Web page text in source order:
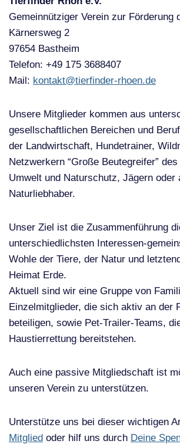
Gemeinnütziger Verein zur Förderung
Kärnersweg 2
97654 Bastheim
Telefon: ‭‭+49 175 3688407‬
Mail: kontakt@tierfinder-rhoen.de
Unsere Mitglieder kommen aus
gesellschaftlichen Bereichen und
der Landwirtschaft, Hundetrainer,
Netzwerkern “Große Beutegreifer”
Umwelt und Naturschutz, Jägern oder
Naturliebhaber.
Unser Ziel ist die Zusammenführung
unterschiedlichsten Interessen-
Wohle der Tiere, der Natur und
Heimat Erde.
Aktuell sind wir eine Gruppe von
Einzelmitglieder, die sich aktiv an der
beteiligen, sowie Pet-Trailer-Teams,
Haustierrettung bereitstehen.
Auch eine passive Mitgliedschaft ist
unseren Verein zu unterstützen.
Unterstütze uns bei dieser wichtigen
Mitglied oder hilf uns durch Deine